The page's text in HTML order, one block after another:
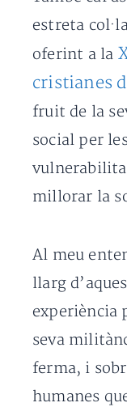
estreta
oferint a la
cristianes
fruit de la
social per
millorar la
Al meu
llarg
experiència
seva
ferma, i
humanes